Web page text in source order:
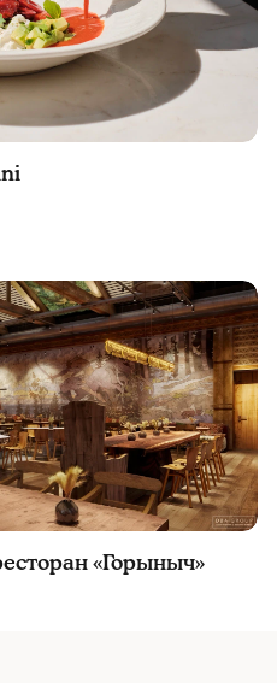
«Горыныч»